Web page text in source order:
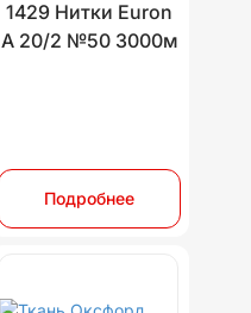
1429 Нитки Euron
A 20/2 №50 3000м
Подробнее